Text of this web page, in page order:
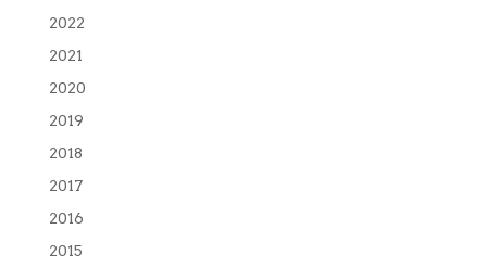
2022
2021
2020
2019
2018
2017
2016
2015